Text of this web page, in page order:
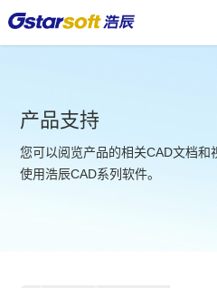
产品支持
您可以阅览产品的相关CAD文档和
使用浩辰CAD系列软件。